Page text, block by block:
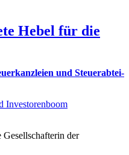
Hebel für die
und Steu­er­ab­tei­
Inves­toren­boom